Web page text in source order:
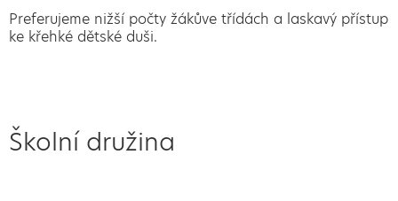
Preferujeme nižší počty žákůve třídách a laskavý přístup
ke křehké dětské duši.
Školní družina